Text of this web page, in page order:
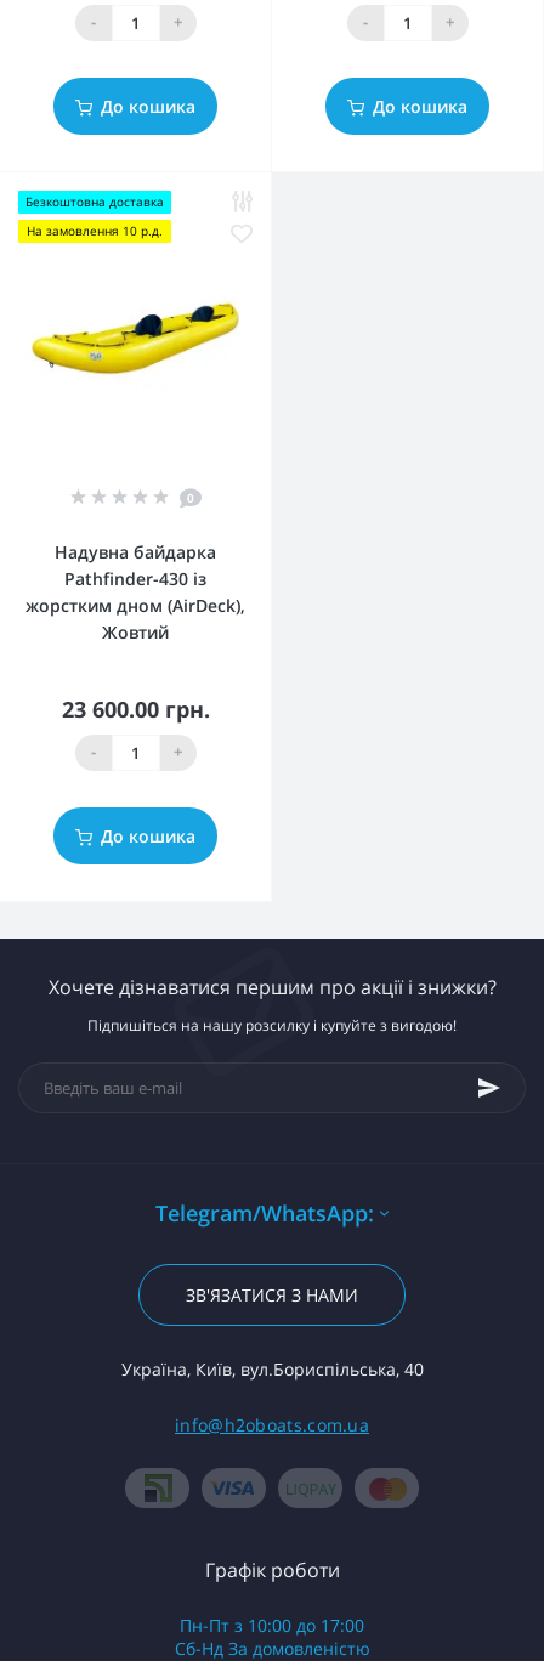
- +
До кошика
- +
До кошика
Безкоштовна доставка
На замовлення 10 р.д.
0
Надувна байдарка
Pathfinder-430 із
жорстким дном (AirDeck),
Жовтий
23 600.00 грн.
- +
До кошика
Хочете дізнаватися першим про акції і знижки?
Підпишіться на нашу розсилку і купуйте з вигодою!
Telegram/WhatsApp:
ЗВ'ЯЗАТИСЯ З НАМИ
Україна, Київ, вул.Бориспільська, 40
info@h2oboats.com.ua
Графік роботи
Пн-Пт з 10:00 до 17:00
Сб-Нд За домовленістю